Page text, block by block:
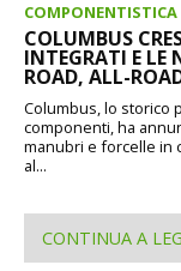
COMPONENTISTICA
COLUMBUS
INTEGRATI E LE
ROAD, ALL-
Columbus, lo storico
componenti, ha
manubri e forcelle in
al...
CONTINUA A